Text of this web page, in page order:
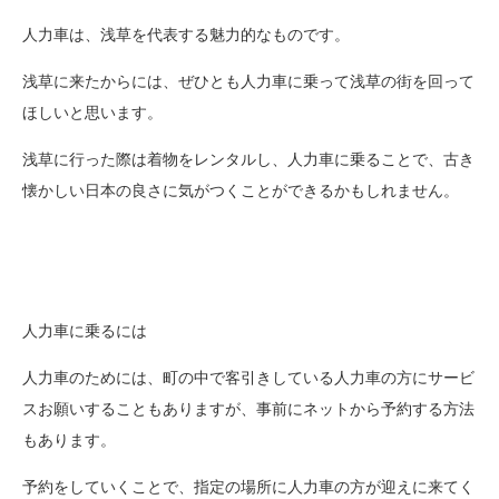
人力車は、浅草を代表する魅力的なものです。
浅草に来たからには、ぜひとも人力車に乗って浅草の街を回って
ほしいと思います。
浅草に行った際は着物をレンタルし、人力車に乗ることで、古き
懐かしい日本の良さに気がつくことができるかもしれません。
人力車に乗るには
人力車のためには、町の中で客引きしている人力車の方にサービ
スお願いすることもありますが、事前にネットから予約する方法
もあります。
予約をしていくことで、指定の場所に人力車の方が迎えに来てく